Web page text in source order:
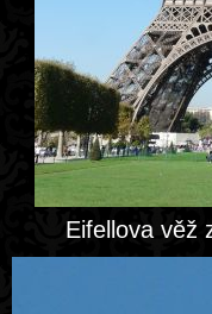
Eifellova věž